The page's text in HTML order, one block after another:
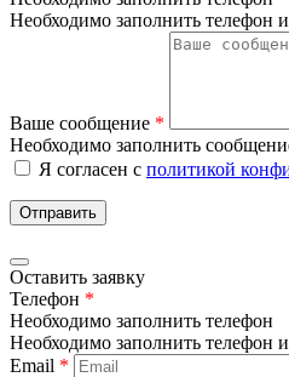
Необходимо заполнить телефон
Ваше сообщение *
Необходимо заполнить
Я согласен с политикой
Отправить
Оставить заявку
Телефон *
Необходимо заполнить телефон
Необходимо заполнить телефон
Email *